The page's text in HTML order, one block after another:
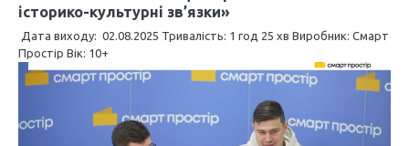
п
и
с
і
історико-культурні зв’язки»
Дата виходу: 02.08.2025 Тривалість: 1 год 25 хв Виробник: Смарт
Простір Вік: 10+